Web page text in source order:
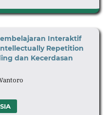
Interaktif
Repetition
dan Kecerdasan